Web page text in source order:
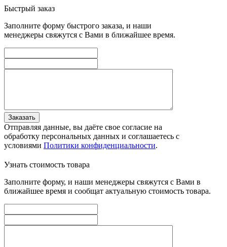
Быстрый заказ
Заполните форму быстрого заказа, и наши
менеджеры свяжутся с Вами в ближайшее время.
Заказать
Отправляя данные, вы даёте свое согласие на
обработку персональных данных и соглашаетесь с
условиями Политики конфиденциальности.
Узнать стоимость товара
Заполните форму, и наши менеджеры свяжутся с Вами в
ближайшее время и сообщат актуальную стоимость товара.